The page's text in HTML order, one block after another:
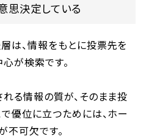
思決定している
は、情報をもとに投票先を
が検索です。
る情報の質が、そのまま投
優位に立つためには、ホー
不可欠です。